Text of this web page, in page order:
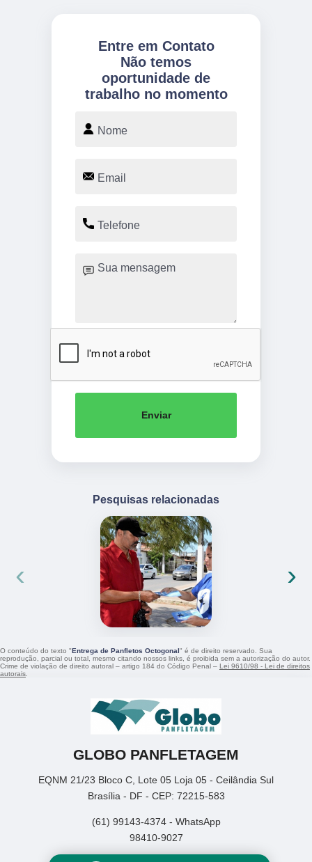
Entre em Contato
Não temos
oportunidade de
trabalho no momento
Enviar
Pesquisas relacionadas
‹ ›
O conteúdo do texto "Entrega de Panfletos Octogonal" é de direito reservado. Sua
reprodução, parcial ou total, mesmo citando nossos links, é proibida sem a autorização do autor.
Crime de violação de direito autoral – artigo 184 do Código Penal – Lei 9610/98 - Lei de direitos
autorais.
GLOBO PANFLETAGEM
EQNM 21/23 Bloco C, Lote 05 Loja 05 - Ceilândia Sul
Brasília - DF - CEP: 72215-583
(61) 99143-4374 - WhatsApp
98410-9027